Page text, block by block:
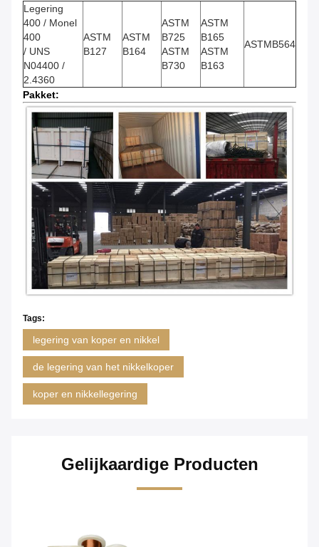
Legering
400 / Monel
400
/ UNS
N04400 /
2.4360
ASTM
B127
ASTM
B164
ASTM
B725
ASTM
B730
ASTM
B165
ASTM
B163
ASTMB564
Pakket:
Tags:
legering van koper en nikkel
de legering van het nikkelkoper
koper en nikkellegering
Gelijkaardige Producten